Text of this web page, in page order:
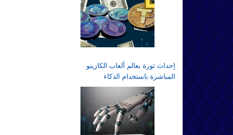
إحداث ثورة بعالم ألعاب الكازينو
المباشرة باستخدام الذكاء
الاصطناعي: مستقبل المقامرة
عبر الإنترنت